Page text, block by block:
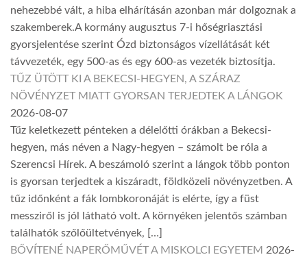
nehezebbé vált, a hiba elhárításán azonban már dolgoznak a
szakemberek.A kormány augusztus 7-i hőségriasztási
gyorsjelentése szerint Ózd biztonságos vízellátását két
távvezeték, egy 500-as és egy 600-as vezeték biztosítja.
TŰZ ÜTÖTT KI A BEKECSI-HEGYEN, A SZÁRAZ
NÖVÉNYZET MIATT GYORSAN TERJEDTEK A LÁNGOK
2026-08-07
Tűz keletkezett pénteken a délelőtti órákban a Bekecsi-
hegyen, más néven a Nagy-hegyen – számolt be róla a
Szerencsi Hírek. A beszámoló szerint a lángok több ponton
is gyorsan terjedtek a kiszáradt, földközeli növényzetben. A
tűz időnként a fák lombkoronáját is elérte, így a füst
messziről is jól látható volt. A környéken jelentős számban
találhatók szőlőültetvények, […]
BŐVÍTENÉ NAPERŐMŰVÉT A MISKOLCI EGYETEM 2026-